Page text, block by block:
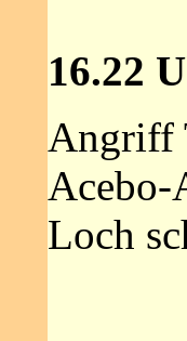
16.22
Angriff
Acebo-
Loch